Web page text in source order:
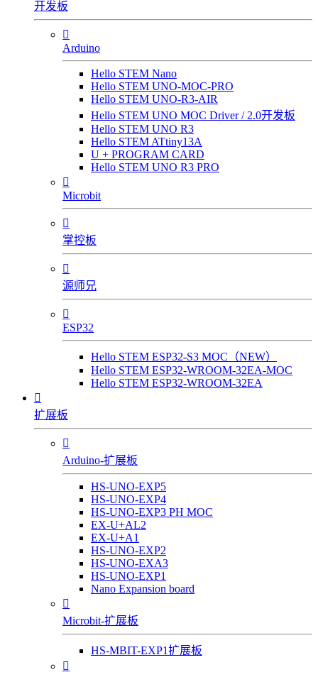
开发板

Arduino
Hello STEM Nano
Hello STEM UNO-MOC-PRO
Hello STEM UNO-R3-AIR
Hello STEM UNO MOC Driver / 2.0开发板
Hello STEM UNO R3
Hello STEM ATtiny13A
U + PROGRAM CARD
Hello STEM UNO R3 PRO

Microbit

掌控板

源师兄

ESP32
Hello STEM ESP32-S3 MOC（NEW）
Hello STEM ESP32-WROOM-32EA-MOC
Hello STEM ESP32-WROOM-32EA

扩展板

Arduino-扩展板
HS-UNO-EXP5
HS-UNO-EXP4
HS-UNO-EXP3 PH MOC
EX-U+AL2
EX-U+A1
HS-UNO-EXP2
HS-UNO-EXA3
HS-UNO-EXP1
Nano Expansion board

Microbit-扩展板
HS-MBIT-EXP1扩展板
